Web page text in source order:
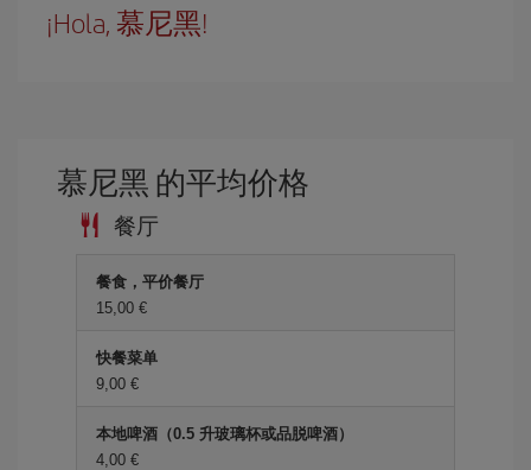
¡Hola, 慕尼黑!
慕尼黑 的平均价格
餐厅
餐食，平价餐厅
15,00 €
快餐菜单
9,00 €
本地啤酒（0.5 升玻璃杯或品脱啤酒）
4,00 €